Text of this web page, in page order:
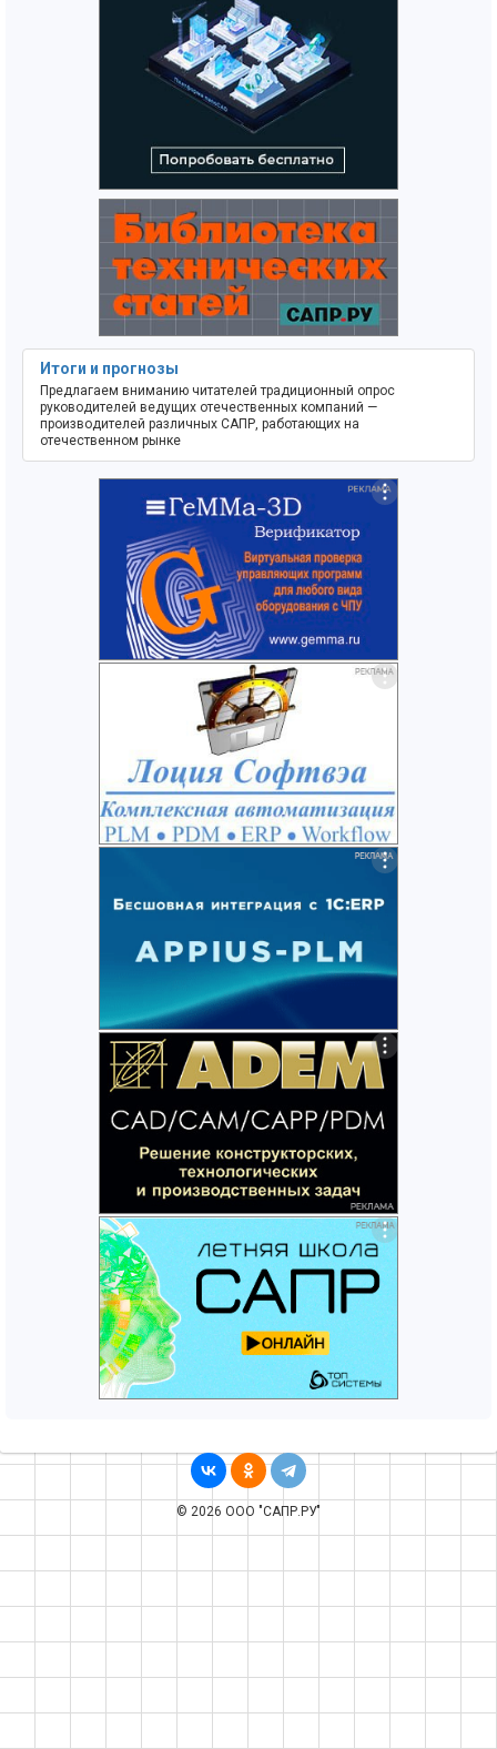
Итоги и прогнозы
Предлагаем вниманию читателей традиционный опрос
руководителей ведущих отечественных компаний —
производителей различных САПР, работающих на
отечественном рынке
© 2026 ООО "САПР.РУ"